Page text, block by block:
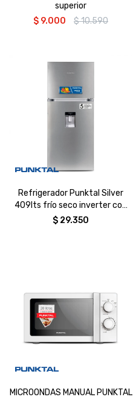
superior
$ 9.000 $10.590
Refrigerador Punktal Silver
409lts frío seco inverter con
dispenser
$ 29.350
MICROONDAS MANUAL PUNKTAL